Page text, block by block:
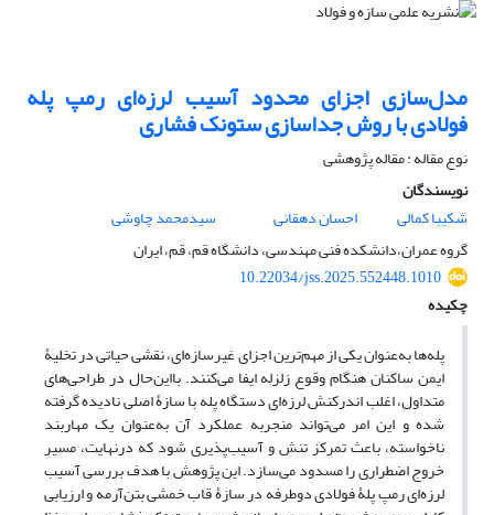
مدل‌سازی اجزای محدود آسیب‌ لرزه‌ای رمپ پله
فولادی با روش جداسازی ستونک فشاری
نوع مقاله : مقاله پژوهشی
نویسندگان
شکیبا کمالی
احسان دهقانی
سیدمحمد چاوشی
گروه عمران،دانشکده فنی مهندسی، دانشگاه قم، قم، ایران
10.22034/jss.2025.552448.1010
چکیده
پله‌ها به‌‌عنوان یکی از مهم‌ترین اجزای غیرسازه‌ای، نقشی حیاتی در تخلیۀ
ایمن ساکنان هنگام وقوع زلزله ایفا می‌کنند. بااین‌حال در طراحی‌های
متداول، اغلب اندرکنش لرزه‌ای دستگاه پله با سازۀ اصلی نادیده گرفته
‌شده و این امر می‌تواند منجربه عملکرد آن به‌‌عنوان یک مهاربند
ناخواسته، باعث تمرکز تنش و آسیب‌پذیری شود که درنهایت، مسیر
خروج اضطراری را مسدود می‌سازد. این پژوهش با هدف بررسی آسیب
لرزه‌ای رمپ پلۀ فولادی دوطرفه در سازۀ قاب خمشی بتن‌آرمه و ارزیابی